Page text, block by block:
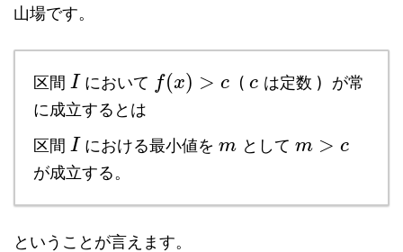
山場です。
区間 I において f(x) > c (c は定数 ) が常
に成立するとは
区間 I における最小値をm として m > c
が成立する。
ということが言えます。